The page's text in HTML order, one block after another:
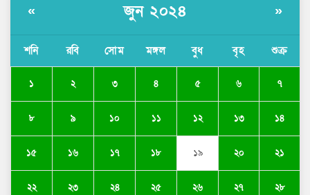
« জুন ২০২৪ »
শনি রবি সোম মঙ্গল বুধ বৃহ শুক্র
১ ২ ৩ ৪ ৫ ৬ ৭
৮ ৯ ১০ ১১ ১২ ১৩ ১৪
১৫ ১৬ ১৭ ১৮ ১৯ ২০ ২১
২২ ২৩ ২৪ ২৫ ২৬ ২৭ ২৮